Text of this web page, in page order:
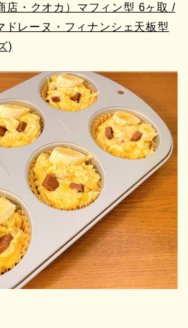
店・クオカ）マフィン型 6ヶ取 /
ドレーヌ・フィナンシェ天板型
)